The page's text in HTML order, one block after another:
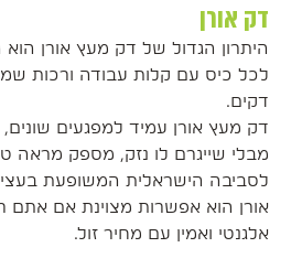
דק אורן
היתרון הגדול של דק מעץ אורן
לכל כיס עם קלות עבודה ורכות
דקים.
דק מעץ אורן עמיד למפגעים
מבלי שייגרם לו נזק, מספק מראה
לסביבה הישראלית המשופעת בעצי
אורן הוא אפשרות מצוינת אם אתם
אלגנטי ואמין עם מחיר זול.